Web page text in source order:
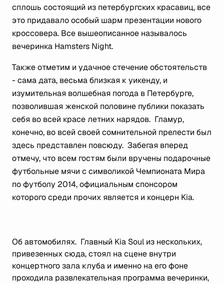
сплошь состоящий из петербургских красавиц, все
это придавало особый шарм презентации нового
кроссовера. Все вышеописанное называлось
вечеринка Hamsters Night.
Также отметим и удачное стечение обстоятельств
- сама дата, весьма близкая к уикенду, и
изумительная волшебная погода в Петербурге,
позволившая женской половине публики показать
себя во всей красе летних нарядов. Гламур,
конечно, во всей своей сомнительной прелести был
здесь представлен повсюду. Забегая вперед
отмечу, что всем гостям были вручены подарочные
футбольные мячи с символикой Чемпионата Мира
по футболу 2014, официальным спонсором
которого среди прочих является и концерн Kia.
Об автомобилях. Главный Kia Soul из нескольких,
привезенных сюда, стоял на сцене внутри
концертного зала клуба и именно на его фоне
проходила развлекательная программа вечеринки,